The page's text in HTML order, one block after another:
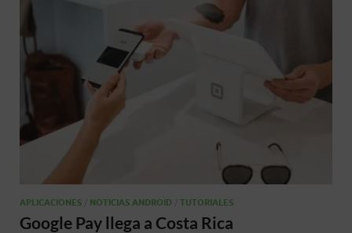
APLICACIONES NOTICIAS ANDROID TUTORIALES
Google Pay llega a Costa Rica